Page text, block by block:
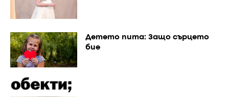
Детето пита: Защо сърцето
бие